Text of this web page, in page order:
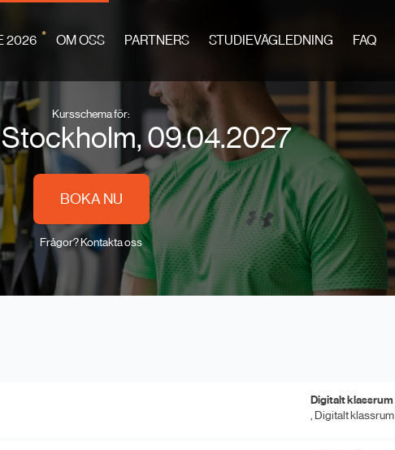
2026 * OM OSS PARTNERS STUDIEVÄGLEDNING FAQ
Kursschema för:
Stockholm, 09.04.2027
BOKA NU
Frågor? Kontakta oss
Digitalt klassrum
, Digitalt klassrum